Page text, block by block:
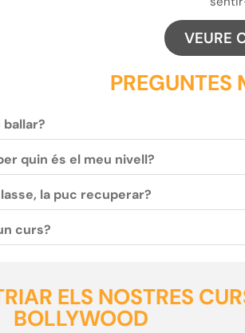
VEURE
PREGUNTES
quin és el meu nivell?
la puc recuperar?
curs?
ELS NOSTRES
BOLLYWOOD